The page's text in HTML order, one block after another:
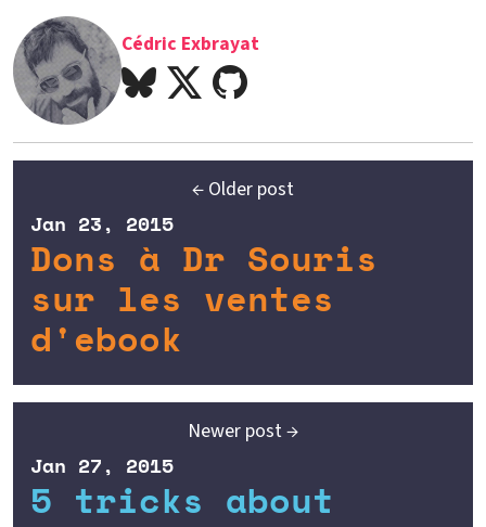
Cédric Exbrayat
← Older post
Dons à Dr Souris
sur les ventes
d'ebook
Jan 23, 2015
Newer post →
5 tricks about
Jan 27, 2015